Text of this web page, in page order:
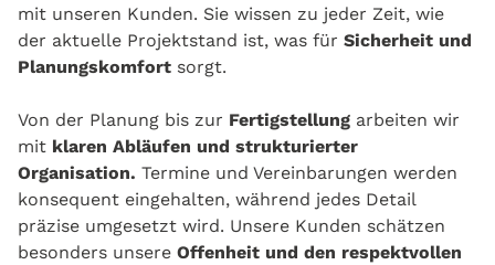
mit unseren Kunden. Sie wissen zu jeder Zeit, wie
der aktuelle Projektstand ist, was für Sicherheit und
Planungskomfort sorgt.
Von der Planung bis zur Fertigstellung arbeiten wir
mit klaren Abläufen und strukturierter
Organisation. Termine und Vereinbarungen werden
konsequent eingehalten, während jedes Detail
präzise umgesetzt wird. Unsere Kunden schätzen
besonders unsere Offenheit und den respektvollen